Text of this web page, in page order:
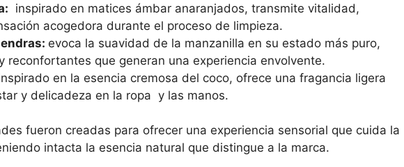
inspirado en matices ámbar anaranjados, transmite vitalidad,
acogedora durante el proceso de limpieza.
evoca la suavidad de la manzanilla en su estado más puro,
reconfortantes que generan una experiencia envolvente.
en la esencia cremosa del coco, ofrece una fragancia ligera
y delicadeza en la ropa y las manos.
fueron creadas para ofrecer una experiencia sensorial que cuida la
intacta la esencia natural que distingue a la marca.